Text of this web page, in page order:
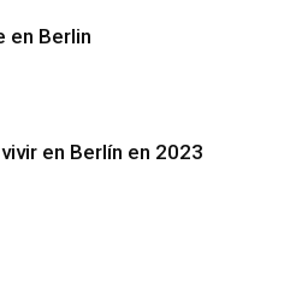
en Berlin
en Berlín en 2023